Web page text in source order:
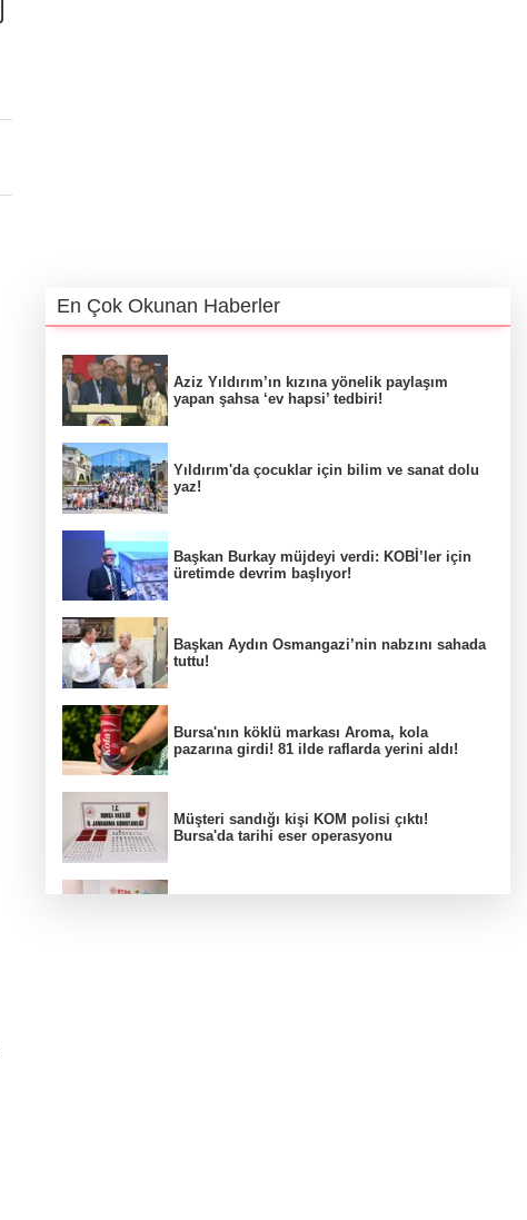
En Çok Okunan Haberler
Aziz Yıldırım’ın kızına yönelik paylaşım
yapan şahsa ‘ev hapsi’ tedbiri!
Yıldırım'da çocuklar için bilim ve sanat dolu
yaz!
Başkan Burkay müjdeyi verdi: KOBİ’ler için
üretimde devrim başlıyor!
Başkan Aydın Osmangazi’nin nabzını sahada
tuttu!
Bursa'nın köklü markası Aroma, kola
pazarına girdi! 81 ilde raflarda yerini aldı!
Müşteri sandığı kişi KOM polisi çıktı!
Bursa'da tarihi eser operasyonu